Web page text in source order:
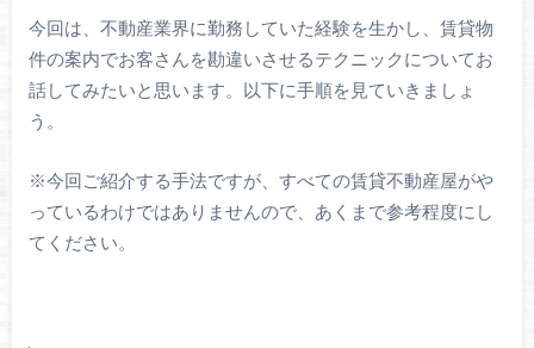
今回は、不動産業界に勤務していた経験を生かし、賃貸物
件の案内でお客さんを勘違いさせるテクニックについてお
話してみたいと思います。以下に手順を見ていきましょ
う。
※今回ご紹介する手法ですが、すべての賃貸不動産屋がや
っているわけではありませんので、あくまで参考程度にし
てください。